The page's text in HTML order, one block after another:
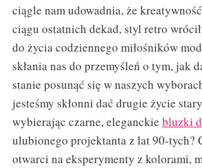
ciągle nam udowadnia, że
ciągu ostatnich dekad, styl retro
do życia codziennego miłośników
skłania nas do przemyśleń o tym, jak
stanie posunąć się w naszych
jesteśmy skłonni dać drugie życie
wybierając czarne, eleganckie bluzki
ulubionego projektanta z lat 90-tych?
otwarci na eksperymenty z kolorami,